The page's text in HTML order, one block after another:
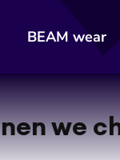
BEAM wear
we